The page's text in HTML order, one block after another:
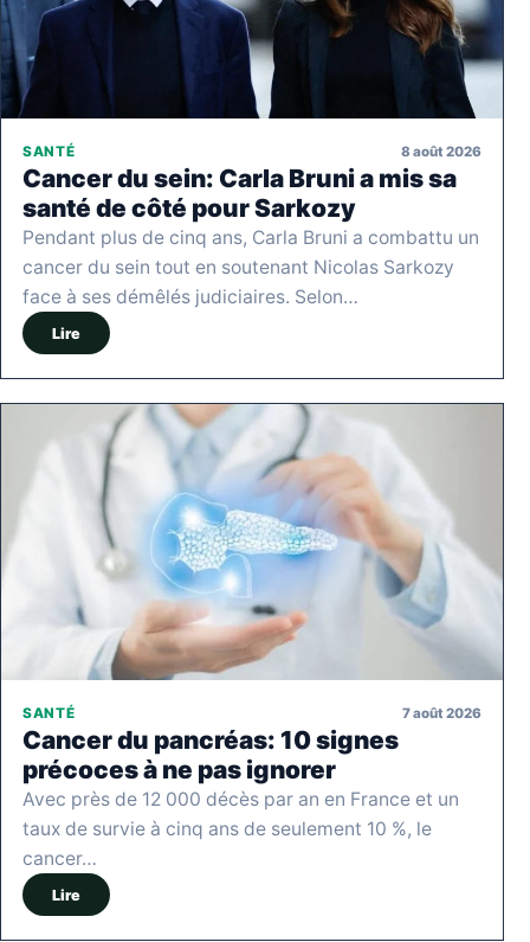
SANTÉ 8 août 2026
Cancer du sein: Carla Bruni a mis sa
santé de côté pour Sarkozy
Pendant plus de cinq ans, Carla Bruni a combattu un
cancer du sein tout en soutenant Nicolas Sarkozy
face à ses démêlés judiciaires. Selon…
Lire
SANTÉ 7 août 2026
Cancer du pancréas: 10 signes
précoces à ne pas ignorer
Avec près de 12 000 décès par an en France et un
taux de survie à cinq ans de seulement 10 %, le
cancer…
Lire